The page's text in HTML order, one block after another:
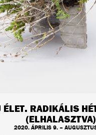
ÉLET. RADIKÁLIS
(ELHALASZTVA)
2020. ÁPRILIS 9. –